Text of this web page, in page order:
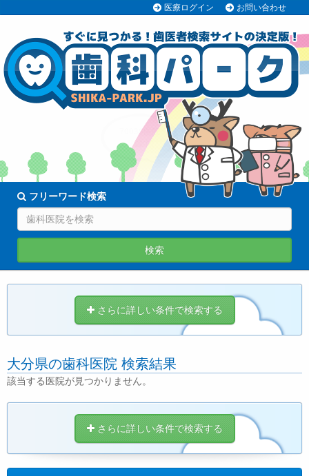
医療ログイン お問い合わせ
70038医院
登録中!
フリーワード検索
検索
さらに詳しい条件で検索する
大分県の歯科医院 検索結果
該当する医院が見つかりません。
さらに詳しい条件で検索する